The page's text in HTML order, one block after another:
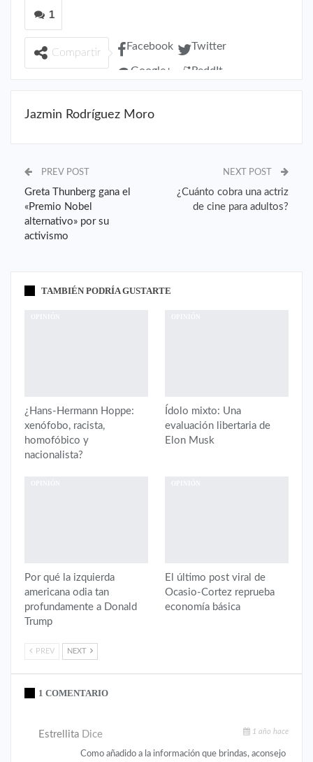
1
Compartir
Facebook Twitter
Google+ ReddIt
Jazmin Rodríguez Moro
PREV POST
Greta Thunberg gana el
«Premio Nobel
alternativo» por su
activismo
NEXT POST
¿Cuánto cobra una actriz
de cine para adultos?
TAMBIÉN PODRÍA GUSTARTE
¿Hans-Hermann Hoppe:
xenófobo, racista,
homofóbico y
nacionalista?
Ídolo mixto: Una
evaluación libertaria de
Elon Musk
Por qué la izquierda
americana odia tan
profundamente a Donald
Trump
El último post viral de
Ocasio-Cortez reprueba
economía básica
PREV NEXT
1 COMENTARIO
Estrellita Dice 1 año hace
Como añadido a la información que brindas, aconsejo